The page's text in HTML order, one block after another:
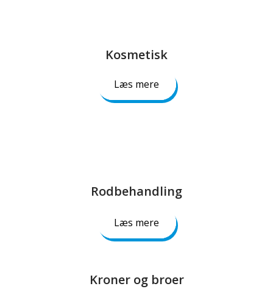
Kosmetisk​​
Læs mere
Rodbehandling​
Læs mere
Kroner og broer​